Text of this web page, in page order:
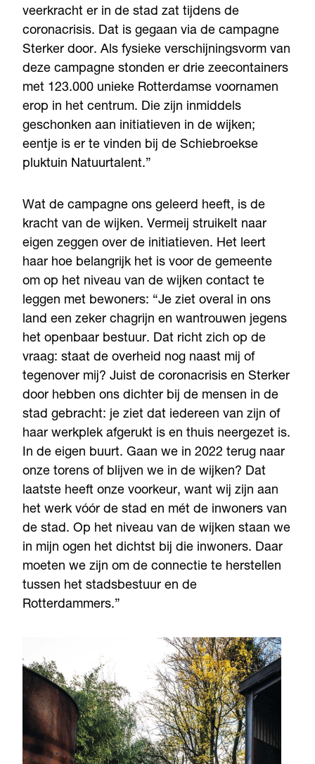
veerkracht er in de stad zat tijdens de
coronacrisis. Dat is gegaan via de campagne
Sterker door. Als fysieke verschijningsvorm van
deze campagne stonden er drie zeecontainers
met 123.000 unieke Rotterdamse voornamen
erop in het centrum. Die zijn inmiddels
geschonken aan initiatieven in de wijken;
eentje is er te vinden bij de Schiebroekse
pluktuin Natuurtalent.”
Wat de campagne ons geleerd heeft, is de
kracht van de wijken. Vermeij struikelt naar
eigen zeggen over de initiatieven. Het leert
haar hoe belangrijk het is voor de gemeente
om op het niveau van de wijken contact te
leggen met bewoners: “Je ziet overal in ons
land een zeker chagrijn en wantrouwen jegens
het openbaar bestuur. Dat richt zich op de
vraag: staat de overheid nog naast mij of
tegenover mij? Juist de coronacrisis en Sterker
door hebben ons dichter bij de mensen in de
stad gebracht: je ziet dat iedereen van zijn of
haar werkplek afgerukt is en thuis neergezet is.
In de eigen buurt. Gaan we in 2022 terug naar
onze torens of blijven we in de wijken? Dat
laatste heeft onze voorkeur, want wij zijn aan
het werk vóór de stad en mét de inwoners van
de stad. Op het niveau van de wijken staan we
in mijn ogen het dichtst bij die inwoners. Daar
moeten we zijn om de connectie te herstellen
tussen het stadsbestuur en de
Rotterdammers.”